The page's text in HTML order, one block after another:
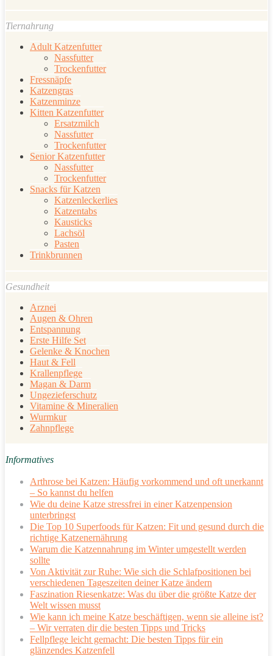
Tiernahrung
Adult Katzenfutter
Nassfutter
Trockenfutter
Fressnäpfe
Katzengras
Katzenminze
Kitten Katzenfutter
Ersatzmilch
Nassfutter
Trockenfutter
Senior Katzenfutter
Nassfutter
Trockenfutter
Snacks für Katzen
Katzenleckerlies
Katzentabs
Kausticks
Lachsöl
Pasten
Trinkbrunnen
Gesundheit
Arznei
Augen & Ohren
Entspannung
Erste Hilfe Set
Gelenke & Knochen
Haut & Fell
Krallenpflege
Magan & Darm
Ungezieferschutz
Vitamine & Mineralien
Wurmkur
Zahnpflege
Informatives
Arthrose bei Katzen: Häufig vorkommend und oft unerkannt
– So kannst du helfen
Wie du deine Katze stressfrei in einer Katzenpension
unterbringst
Die Top 10 Superfoods für Katzen: Fit und gesund durch die
richtige Katzenernährung
Warum die Katzennahrung im Winter umgestellt werden
sollte
Von Aktivität zur Ruhe: Wie sich die Schlafpositionen bei
verschiedenen Tageszeiten deiner Katze ändern
Faszination Riesenkatze: Was du über die größte Katze der
Welt wissen musst
Wie kann ich meine Katze beschäftigen, wenn sie alleine ist?
– Wir verraten dir die besten Tipps und Tricks
Fellpflege leicht gemacht: Die besten Tipps für ein
glänzendes Katzenfell